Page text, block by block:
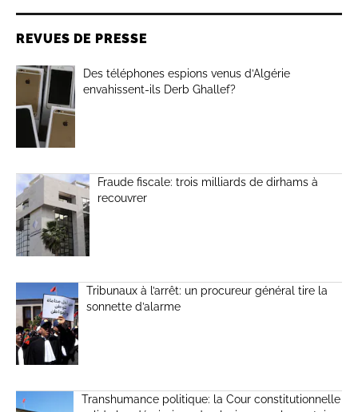
REVUES DE PRESSE
Des téléphones espions venus d’Algérie
envahissent-ils Derb Ghallef?
Fraude fiscale: trois milliards de dirhams à
recouvrer
Tribunaux à l’arrêt: un procureur général tire la
sonnette d’alarme
Transhumance politique: la Cour constitutionnelle